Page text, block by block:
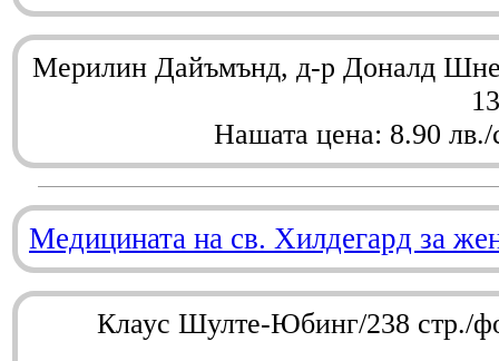
Мерилин Дайъмънд, д-р Доналд
Нашата цена: 8.90 лв./
Медицината на св. Хилдегард за
Клаус Шулте-Юбинг/238 стр./